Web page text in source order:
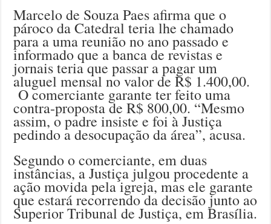
Marcelo de Souza Paes afirma que o
pároco da Catedral teria lhe chamado
para a uma reunião no ano passado e
informado que a banca de revistas e
jornais teria que passar a pagar um
aluguel mensal no valor de R$ 1.400,00.
O comerciante garante ter feito uma
contra-proposta de R$ 800,00. “Mesmo
assim, o padre insiste e foi à Justiça
pedindo a desocupação da área”, acusa.
Segundo o comerciante, em duas
instâncias, a Justiça julgou procedente a
ação movida pela igreja, mas ele garante
que estará recorrendo da decisão junto ao
Superior Tribunal de Justiça, em Brasília.